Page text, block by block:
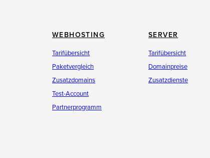
WEBHOSTING
Tarifübersicht
Paketvergleich
Zusatzdomains
Test-Account
Partnerprogramm
SERVER
Tarifübersicht
Domainpreise
Zusatzdienste